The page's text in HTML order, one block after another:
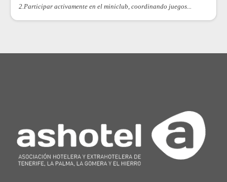
2.Participar activamente en el miniclub, coordinando juegos...